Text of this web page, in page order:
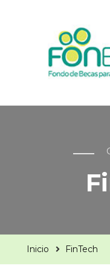
Fonbec
Inicio FinTech